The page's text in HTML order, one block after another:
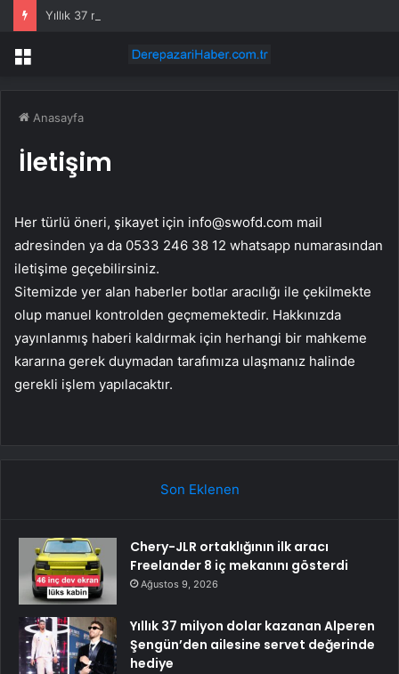
Menü
Anasayfa
İletişim
Her türlü öneri, şikayet için info@swofd.com mail
adresinden ya da 0533 246 38 12 whatsapp numarasından
iletişime geçebilirsiniz.
Sitemizde yer alan haberler botlar aracılığı ile çekilmekte
olup manuel kontrolden geçmemektedir. Hakkınızda
yayınlanmış haberi kaldırmak için herhangi bir mahkeme
kararına gerek duymadan tarafımıza ulaşmanız halinde
gerekli işlem yapılacaktır.
Son Eklenen
Chery-JLR ortaklığının ilk aracı
Freelander 8 iç mekanını gösterdi
Ağustos 9, 2026
Yıllık 37 milyon dolar kazanan Alperen
Şengün’den ailesine servet değerinde
hediye